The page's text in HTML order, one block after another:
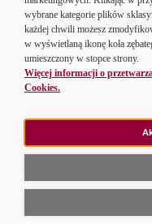
Przejdź do strony
© 2026 Alior Bank SA |
akceptujeszregulamin